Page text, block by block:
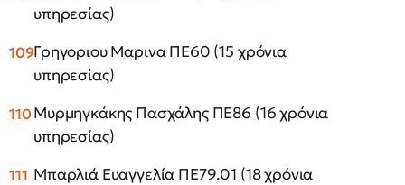
υπηρεσίας)
Γρηγοριου Μαρινα ΠΕ60 (15 χρόνια
υπηρεσίας)
Μυρμηγκάκης Πασχάλης ΠΕ86 (16 χρόνια
υπηρεσίας)
Μπαρλιά Ευαγγελία ΠΕ79.01 (18 χρόνια